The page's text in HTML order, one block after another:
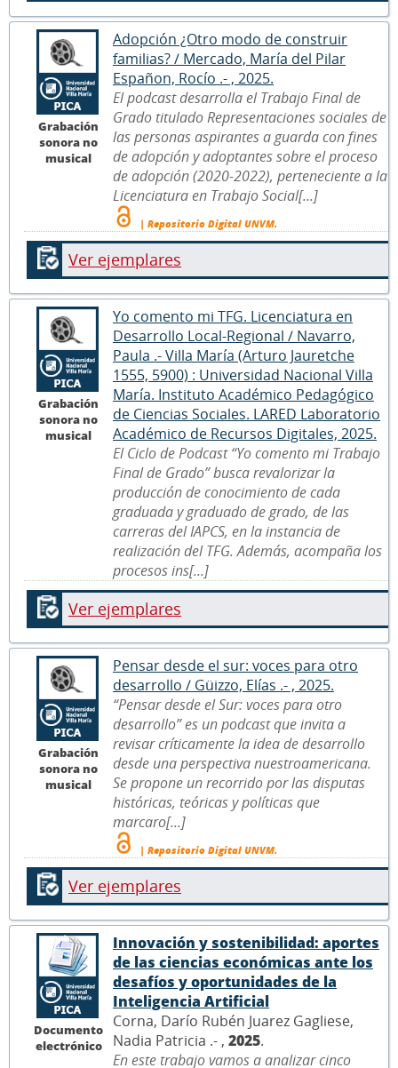
Grabación
sonora no
musical
Adopción ¿Otro modo de construir
familias? / Mercado, María del Pilar
Españon, Rocío .- , 2025.
El podcast desarrolla el Trabajo Final de
Grado titulado Representaciones sociales de
las personas aspirantes a guarda con fines
de adopción y adoptantes sobre el proceso
de adopción (2020-2022), perteneciente a la
Licenciatura en Trabajo Social[...]
| Repositorio Digital UNVM.
Ver ejemplares
Grabación
sonora no
musical
Yo comento mi TFG. Licenciatura en
Desarrollo Local-Regional / Navarro,
Paula .- Villa María (Arturo Jauretche
1555, 5900) : Universidad Nacional Villa
María. Instituto Académico Pedagógico
de Ciencias Sociales. LARED Laboratorio
Académico de Recursos Digitales, 2025.
El Ciclo de Podcast “Yo comento mi Trabajo
Final de Grado” busca revalorizar la
producción de conocimiento de cada
graduada y graduado de grado, de las
carreras del IAPCS, en la instancia de
realización del TFG. Además, acompaña los
procesos ins[...]
Ver ejemplares
Grabación
sonora no
musical
Pensar desde el sur: voces para otro
desarrollo / Güizzo, Elías .- , 2025.
“Pensar desde el Sur: voces para otro
desarrollo” es un podcast que invita a
revisar críticamente la idea de desarrollo
desde una perspectiva nuestroamericana.
Se propone un recorrido por las disputas
históricas, teóricas y políticas que
marcaro[...]
| Repositorio Digital UNVM.
Ver ejemplares
Documento
electrónico
Innovación y sostenibilidad: aportes
de las ciencias económicas ante los
desafíos y oportunidades de la
Inteligencia Artificial
Corna, Darío Rubén Juarez Gagliese,
Nadia Patricia .- , 2025.
En este trabajo vamos a analizar cinco